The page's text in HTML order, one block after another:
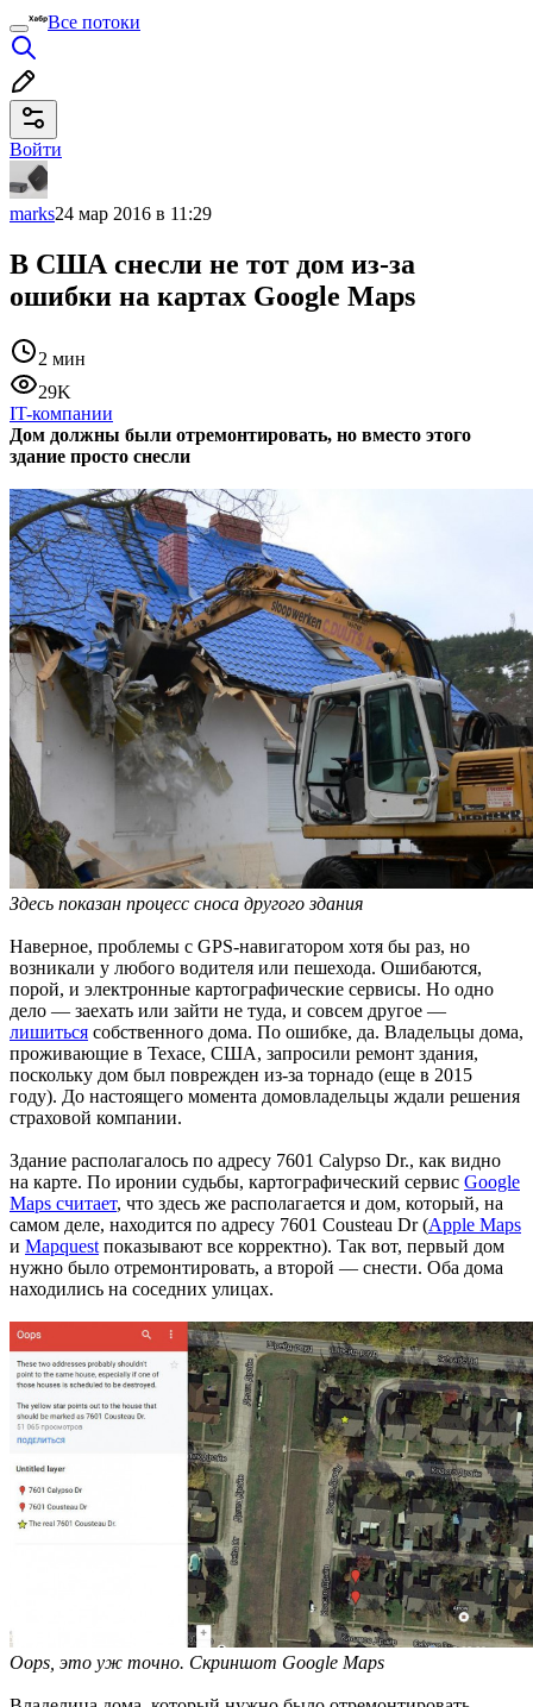
Все потоки
Войти
marks24 мар 2016 в 11:29
В США снесли не тот дом из-за
ошибки на картах Google Maps
2 мин
29K
IT-компании
Дом должны были отремонтировать, но вместо этого
здание просто снесли
Здесь показан процесс сноса другого здания
Наверное, проблемы с GPS-навигатором хотя бы раз, но
возникали у любого водителя или пешехода. Ошибаются,
порой, и электронные картографические сервисы. Но одно
дело — заехать или зайти не туда, и совсем другое —
лишиться собственного дома. По ошибке, да. Владельцы дома,
проживающие в Техасе, США, запросили ремонт здания,
поскольку дом был поврежден из-за торнадо (еще в 2015
году). До настоящего момента домовладельцы ждали решения
страховой компании.
Здание располагалось по адресу 7601 Calypso Dr., как видно
на карте. По иронии судьбы, картографический сервис Google
Maps считает, что здесь же располагается и дом, который, на
самом деле, находится по адресу 7601 Cousteau Dr (Apple Maps
и Mapquest показывают все корректно). Так вот, первый дом
нужно было отремонтировать, а второй — снести. Оба дома
находились на соседних улицах.
Oops, это уж точно. Скриншот Google Maps